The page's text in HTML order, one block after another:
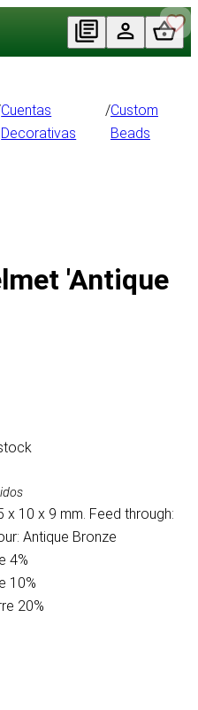
Cuentas
Decorativas
/Custom
Beads
'Antique
10 x 9 mm. Feed through:
Antique Bronze
4%
10%
20%